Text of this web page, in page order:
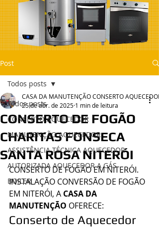
Post
Todos posts
CONSERTO AQUECEDOR
MANUTENÇÃO AQUECEDOR
ASSISTÊNCIA TÉCNICA AQUECEDOR
AUTORIZADA AQUECEDOR A GÁS
BOILER
Todos posts
CONSERTO DE FOGÃO
CHARITAS FONSECA
SANTA ROSA NITERÓI
CASA DA MANUTENÇÃO CONSERTO
25 de abr. de 2025 1 min de leitura
CONSERTO DE FOGÃO EM NITERÓI.
INSTALAÇÃO CONVERSÃO DE FOGÃO
EM NITERÓI, A CASA DA
MANUTENÇÃO OFERECE:
Conserto de Aquecedor